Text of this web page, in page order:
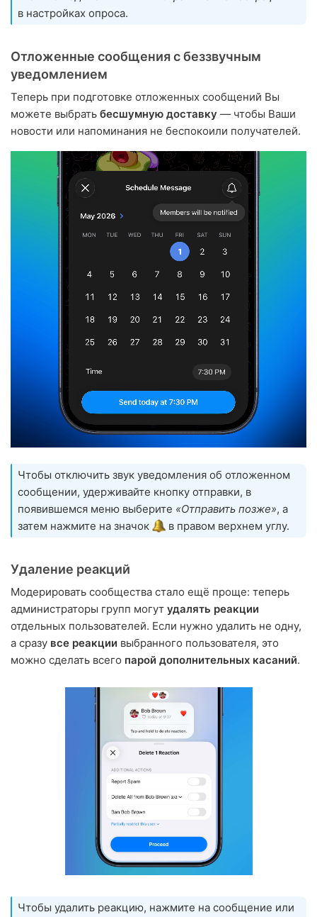
в настройках опроса.
Отложенные сообщения с беззвучным
уведомлением
Теперь при подготовке отложенных сообщений Вы
можете выбрать бесшумную доставку — чтобы Ваши
новости или напоминания не беспокоили получателей.
Чтобы отключить звук уведомления об отложенном
сообщении, удерживайте кнопку отправки, в
появившемся меню выберите «Отправить позже», а
затем нажмите на значок
в правом верхнем углу.
Удаление реакций
Модерировать сообщества стало ещё проще: теперь
администраторы групп могут удалять реакции
отдельных пользователей. Если нужно удалить не одну,
а сразу все реакции выбранного пользователя, это
можно сделать всего парой дополнительных касаний.
Чтобы удалить реакцию, нажмите на сообщение или